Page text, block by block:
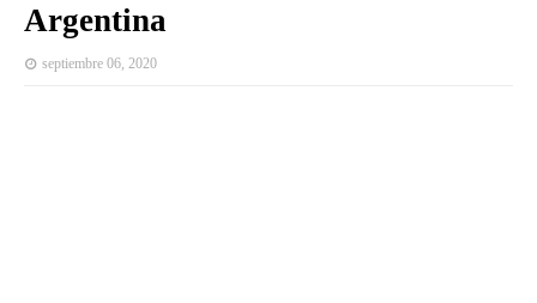
Argentina
septiembre 06, 2020